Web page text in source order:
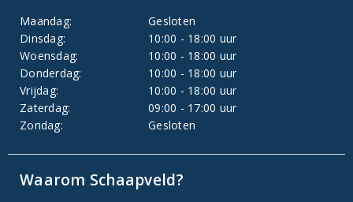
Maandag:
Gesloten
Dinsdag:
10:00 - 18:00 uur
Woensdag:
10:00 - 18:00 uur
Donderdag:
10:00 - 18:00 uur
Vrijdag:
10:00 - 18:00 uur
Zaterdag:
09:00 - 17:00 uur
Zondag:
Gesloten
Waarom Schaapveld?